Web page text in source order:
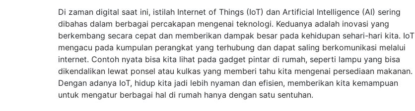
Di zaman digital saat ini, istilah Internet of Things (IoT) dan Artificial Intelligence (AI) sering
dibahas dalam berbagai percakapan mengenai teknologi. Keduanya adalah inovasi yang
berkembang secara cepat dan memberikan dampak besar pada kehidupan sehari-hari kita. IoT
mengacu pada kumpulan perangkat yang terhubung dan dapat saling berkomunikasi melalui
internet. Contoh nyata bisa kita lihat pada gadget pintar di rumah, seperti lampu yang bisa
dikendalikan lewat ponsel atau kulkas yang memberi tahu kita mengenai persediaan makanan.
Dengan adanya IoT, hidup kita jadi lebih nyaman dan efisien, memberikan kita kemampuan
untuk mengatur berbagai hal di rumah hanya dengan satu sentuhan.